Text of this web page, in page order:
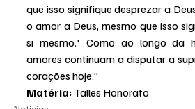
que isso signifique desprezar a
o amor a Deus, mesmo que isso
si mesmo.' Como ao longo da
amores continuam a disputar a
corações hoje.”
Matéria: Talles Honorato